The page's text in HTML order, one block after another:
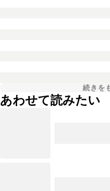
続きを
あわせて読みたい